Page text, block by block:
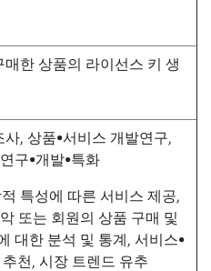
매한 상품의 라이선스 키 생
사, 상품•서비스 개발연구,
구•개발•특화
특성에 따른 서비스 제공,
또는 회원의 상품 구매 및
대한 분석 및 통계, 서비스•
천, 시장 트렌드 유추